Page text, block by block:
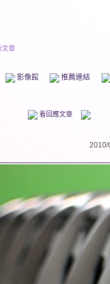
文章
影像館 推薦連結
看回應文章